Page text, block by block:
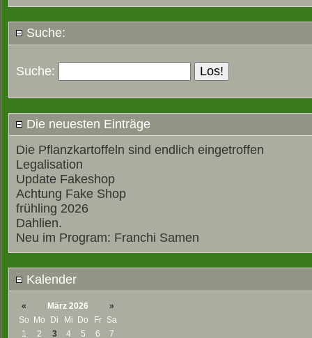
Suche:
Suche:
Die neuesten Einträge
Die Pflanzkartoffeln sind endlich eingetroffen
Legalisation
Update Fakeshop
Achtung Fake Shop
frühling 2026
Dahlien.
Neu im Program: Franchi Samen
Kalender
« März 2026
»
So Mo Di Mi Do Fr
Sa
1
2 3 4 5 6
7